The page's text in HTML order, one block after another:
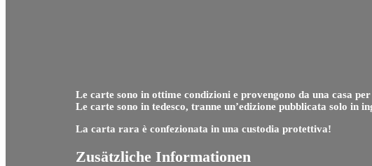
Le carte sono in ottime condizioni e provengono da una casa
Le carte sono in tedesco, tranne un’edizione pubblicata solo in
La carta rara è confezionata in una custodia protettiva!
Zusätzliche Informationen